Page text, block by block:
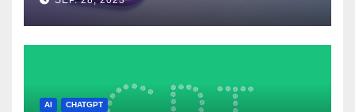
11
AI CHATGPT